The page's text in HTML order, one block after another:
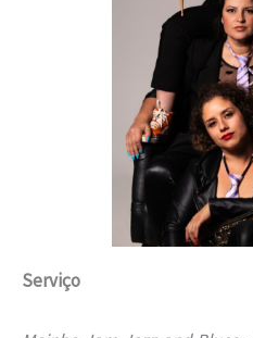
Serviço